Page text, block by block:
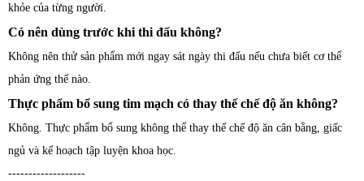
khỏe của từng người.
Có nên dùng trước khi thi đấu không?
Không nên thử sản phẩm mới ngay sát ngày thi đấu nếu chưa biết cơ thể
phản ứng thế nào.
Thực phẩm bổ sung tim mạch có thay thế chế độ ăn không?
Không. Thực phẩm bổ sung không thể thay thế chế độ ăn cân bằng, giấc
ngủ và kế hoạch tập luyện khoa học.
-------------------